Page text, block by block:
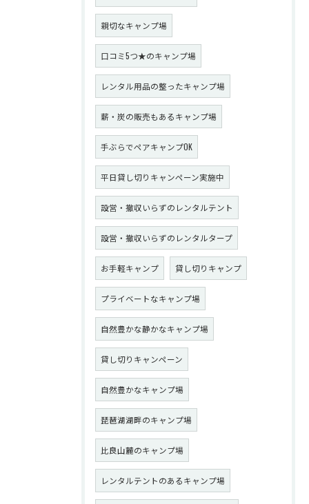
親切なキャンプ場
口コミ5つ★のキャンプ場
レンタル用品の整ったキャンプ場
薪・炭の販売もあるキャンプ場
手ぶらでペアキャンプOK
平日貸し切りキャンペーン実施中
設営・撤収いらずのレンタルテント
設営・撤収いらずのレンタルタープ
お手軽キャンプ 貸し切りキャンプ
プライベートなキャンプ場
自然豊かな静かなキャンプ場
貸し切りキャンペーン
自然豊かなキャンプ場
琵琶湖湖畔のキャンプ場
比良山麓のキャンプ場
レンタルテントのあるキャンプ場